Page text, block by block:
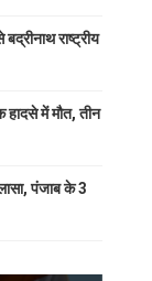
राष्ट्रीय
में मौत, तीन
पंजाब के 3